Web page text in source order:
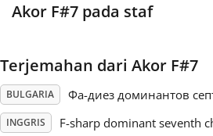
日本語
Polski
Português
Akor F#7 pada staf
Terjemahan dari Akor F#7
BULGARIA Фа-диез доминантов
INGGRIS F-sharp dominant seventh